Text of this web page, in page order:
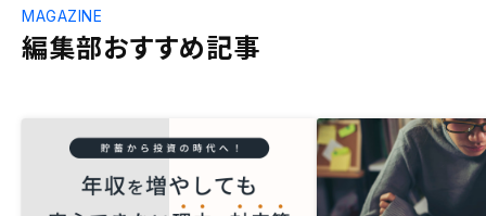
編集部おすすめ記事
MAGAZINE